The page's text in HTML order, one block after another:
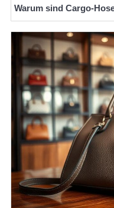
Warum sind Cargo-